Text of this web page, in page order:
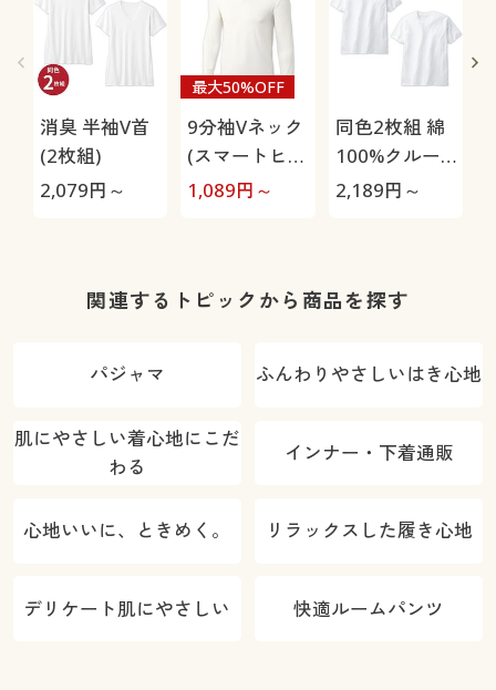
消臭 半袖V首
(2枚組)
2,079円～
9分袖Vネック
(スマートヒー
ト®)
最大50%OFF
1,089円～
同色2枚組 綿
100%クルー
ネックTシャ
2,189円～
関連するトピックから商品を探す
パジャマ ふんわりやさしいはき心地
肌にやさしい着心地にこだ
わる
インナー・下着通販
心地いいに、ときめく。 リラックスした履き心地
デリケート肌にやさしい 快適ルームパンツ